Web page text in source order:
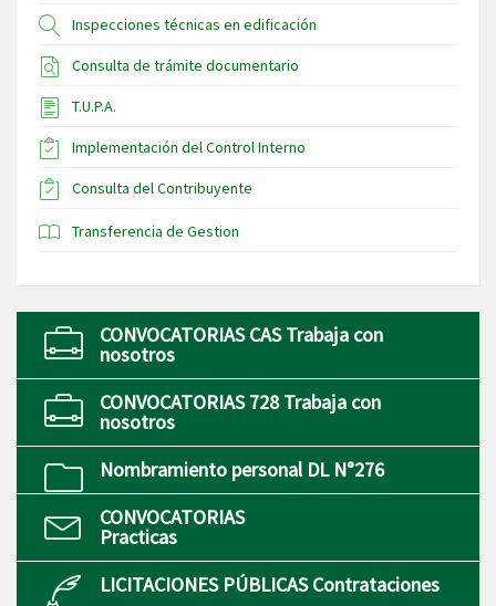
Inspecciones técnicas en edificación
Consulta de trámite documentario
T.U.P.A.
Implementación del Control Interno
Consulta del Contribuyente
Transferencia de Gestion
CONVOCATORIAS CAS Trabaja con
nosotros
CONVOCATORIAS 728 Trabaja con
nosotros
Nombramiento personal DL N°276
CONVOCATORIAS
Practicas
LICITACIONES PÚBLICAS Contrataciones